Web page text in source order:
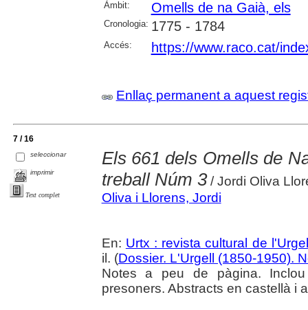
Àmbit: Omells de na Gaià, els
Cronologia: 1775 - 1784
Accés: https://www.raco.cat/
Enllaç permanent a aquest
7 / 16
seleccionar
imprimir
Text complet
Els 661 dels Omells de
treball Núm 3/ Jordi Oliva
Oliva i Llorens, Jordi
En: Urtx : revista cultural de
il. (Dossier. L'Urgell (1850-1950).
Notes a peu de pàgina.
presoners. Abstracts en castellà i